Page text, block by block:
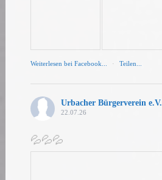
Weiterlesen bei Facebook... · Teilen...
Urbacher Bürgerverein e.V.
22.07.26
💦💦💦